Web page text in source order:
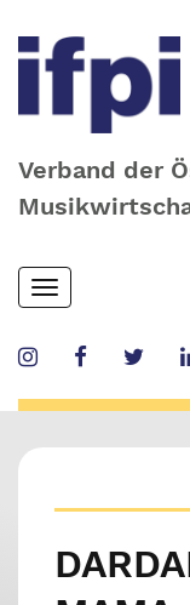
Verband der
Skip
to
content
Toggle
navigation